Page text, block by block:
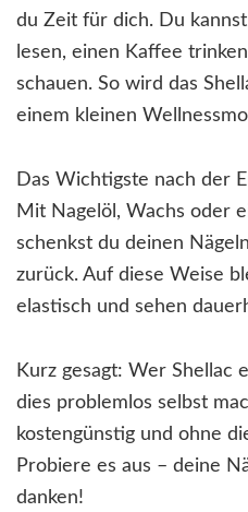
du Zeit für dich. Du
lesen, einen Kaffee
schauen. So wird das
einem kleinen
Das Wichtigste nach der
Mit Nagelöl, Wachs oder
schenkst du deinen
zurück. Auf diese Weise
elastisch und sehen
Kurz gesagt: Wer Shellac
dies problemlos selbst
kostengünstig und ohne
Probiere es aus – deine
danken!